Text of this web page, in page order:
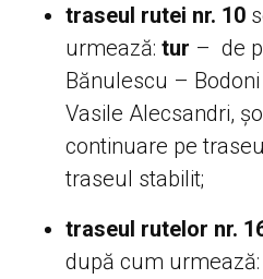
traseul rutei nr. 10
urmează: tur – de
Bănulescu –
Vasile Alecsandri,
continuare pe
traseul stabilit;
traseul rutelor nr.
după cum